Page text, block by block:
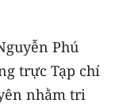
Phú
trực Tạp chí
nhằm tri